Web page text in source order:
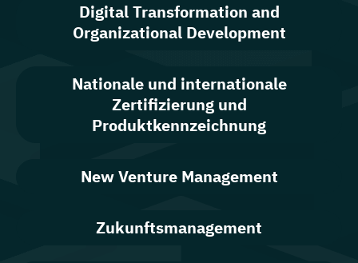
Digital Transformation and
Organizational Development
Nationale und internationale
Zertifizierung und
Produktkennzeichnung
New Venture Management
Zukunftsmanagement